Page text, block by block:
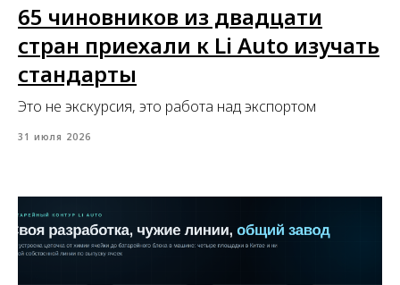
65 чиновников из двадцати
стран приехали к Li Auto изучать
стандарты
Это не экскурсия, это работа над экспортом
31 июля 2026